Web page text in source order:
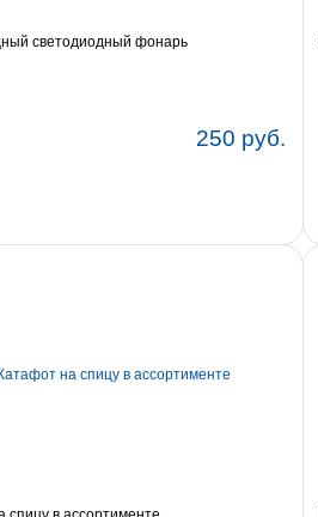
светодиодный фонарь
250 руб.